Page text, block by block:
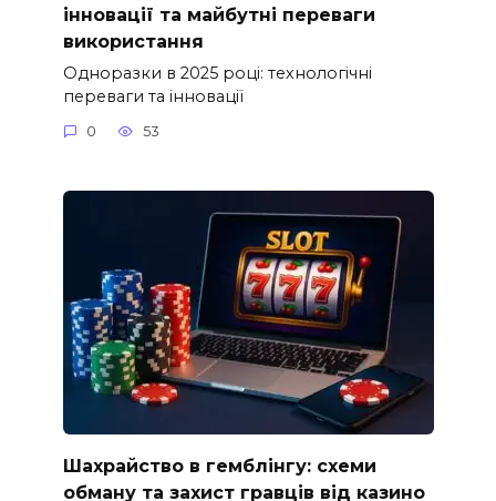
інновації та майбутні переваги
використання
Одноразки в 2025 році: технологічні
переваги та інновації
0 53
Шахрайство в гемблінгу: схеми
обману та захист гравців від казино